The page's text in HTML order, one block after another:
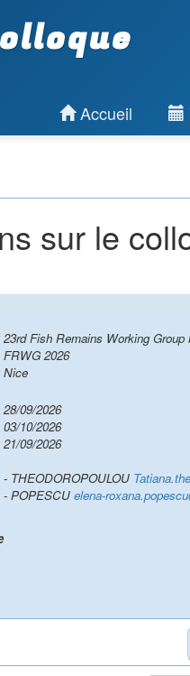
Accueil
sur le
23rd Fish Remains Working Group
FRWG 2026
Nice
28/09/2026
03/10/2026
21/09/2026
- THEODOROPOULOU
- POPESCU elena-